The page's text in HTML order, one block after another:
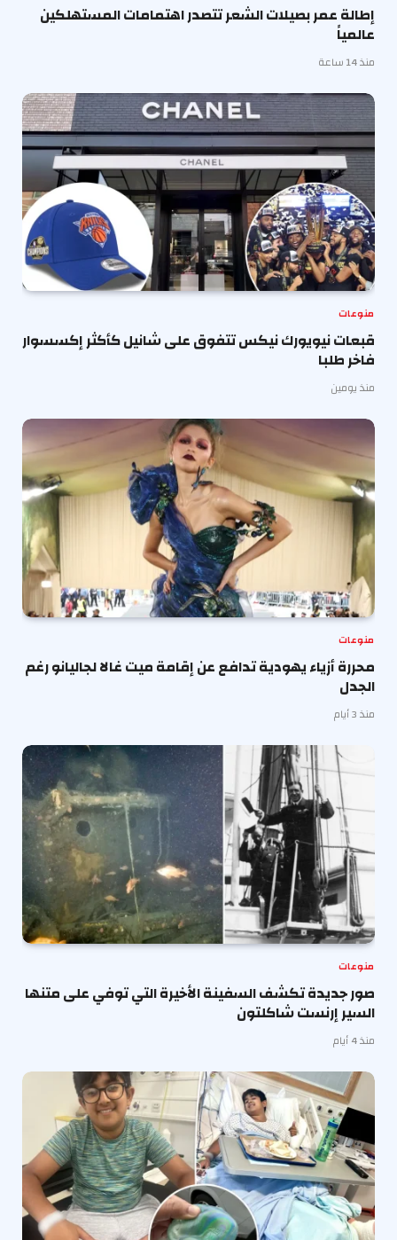
إطالة عمر بصيلات الشعر تتصدر اهتمامات المستهلكين
عالمياً
منذ 14 ساعة
منوعات
قبعات نيويورك نيكس تتفوق على شانيل كأكثر إكسسوار
فاخر طلبا
منذ يومين
منوعات
محررة أزياء يهودية تدافع عن إقامة ميت غالا لجاليانو رغم
الجدل
منذ 3 أيام
منوعات
صور جديدة تكشف السفينة الأخيرة التي توفي على متنها
السير إرنست شاكلتون
منذ 4 أيام